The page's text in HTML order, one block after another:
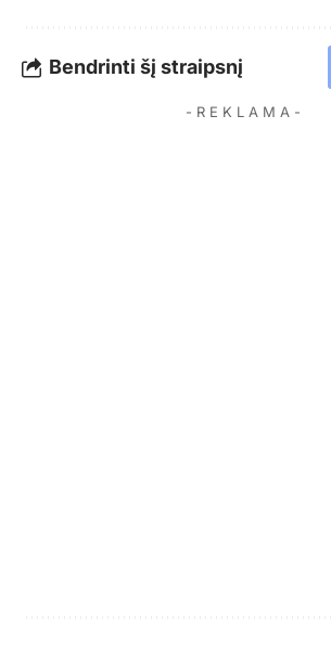
Bendrinti šį straipsnį
- R E K L A M A -